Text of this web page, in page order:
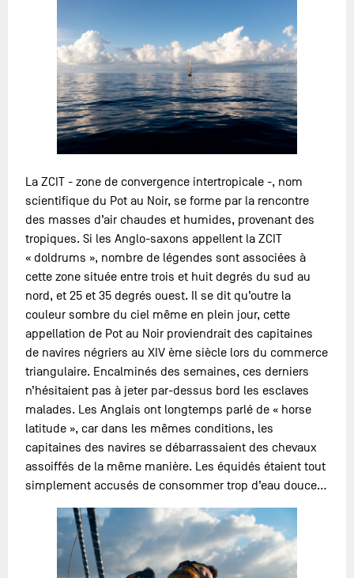
La ZCIT - zone de convergence intertropicale -, nom
scientifique du Pot au Noir, se forme par la rencontre
des masses d’air chaudes et humides, provenant des
tropiques. Si les Anglo-saxons appellent la ZCIT
« doldrums », nombre de légendes sont associées à
cette zone située entre trois et huit degrés du sud au
nord, et 25 et 35 degrés ouest. Il se dit qu’outre la
couleur sombre du ciel même en plein jour, cette
appellation de Pot au Noir proviendrait des capitaines
de navires négriers au XIV ème siècle lors du commerce
triangulaire. Encalminés des semaines, ces derniers
n’hésitaient pas à jeter par-dessus bord les esclaves
malades. Les Anglais ont longtemps parlé de « horse
latitude », car dans les mêmes conditions, les
capitaines des navires se débarrassaient des chevaux
assoiffés de la même manière. Les équidés étaient tout
simplement accusés de consommer trop d’eau douce…